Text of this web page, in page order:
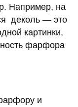
Например, на
деколь — это
картинки,
фарфора
и